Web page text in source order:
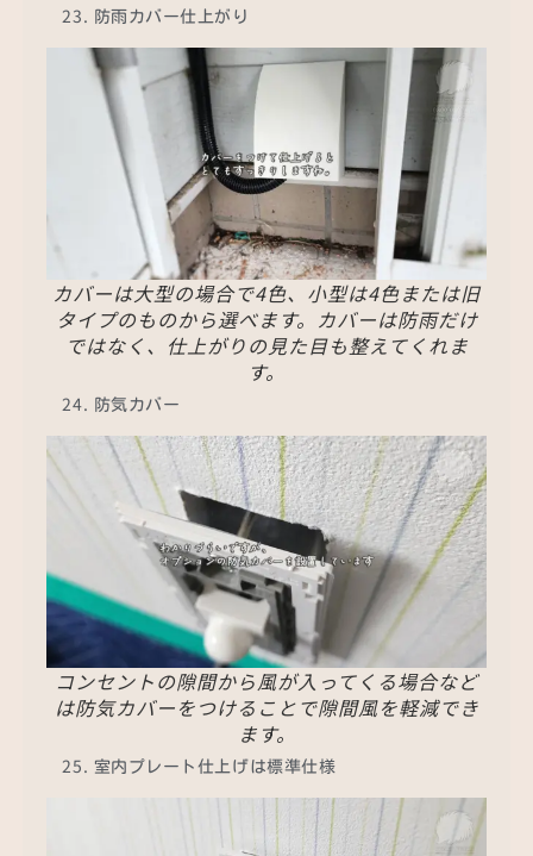
防雨カバー仕上がり
カバーは大型の場合で4色、小型は4色または旧
タイプのものから選べます。カバーは防雨だけ
ではなく、仕上がりの見た目も整えてくれま
す。
防気カバー
コンセントの隙間から風が入ってくる場合など
は防気カバーをつけることで隙間風を軽減でき
ます。
室内プレート仕上げは標準仕様